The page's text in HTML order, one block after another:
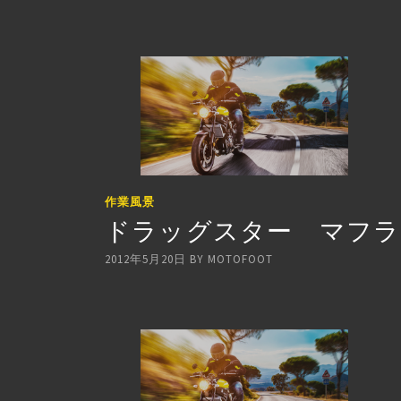
作業風景
ドラッグスター マフ
2012年5月20日 BY MOTOFOOT